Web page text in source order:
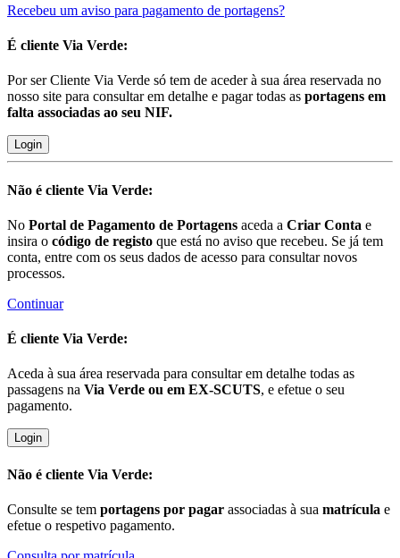
Recebeu um aviso para pagamento de portagens?
É cliente Via Verde:
Por ser Cliente Via Verde só tem de aceder à sua área reservada no
nosso site para consultar em detalhe e pagar todas as portagens em
falta associadas ao seu NIF.
Login
Não é cliente Via Verde:
No Portal de Pagamento de Portagens aceda a Criar Conta e
insira o código de registo que está no aviso que recebeu. Se já tem
conta, entre com os seus dados de acesso para consultar novos
processos.
Continuar
É cliente Via Verde:
Aceda à sua área reservada para consultar em detalhe todas as
passagens na Via Verde ou em EX-SCUTS, e efetue o seu
pagamento.
Login
Não é cliente Via Verde:
Consulte se tem portagens por pagar associadas à sua matrícula e
efetue o respetivo pagamento.